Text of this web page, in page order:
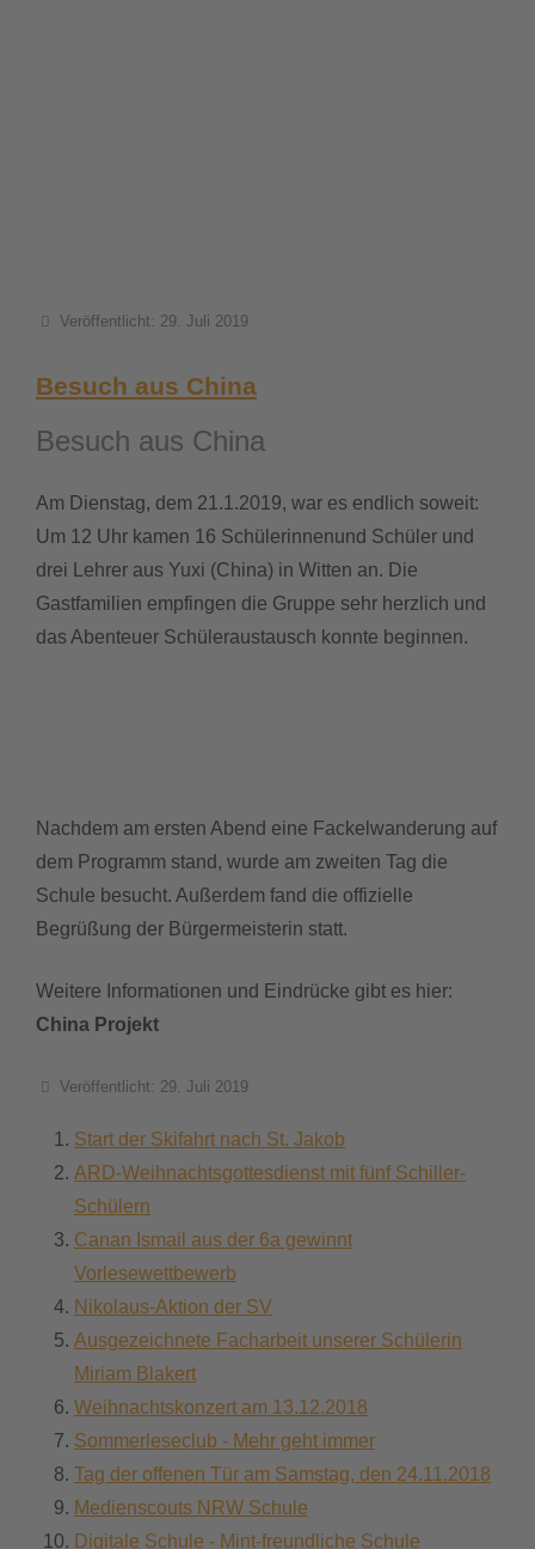
Details
Veröffentlicht: 29. Juli 2019
Besuch aus China
Besuch aus China
Am Dienstag, dem 21.1.2019, war es endlich soweit:
Um 12 Uhr kamen 16 Schülerinnenund Schüler und
drei Lehrer aus Yuxi (China) in Witten an. Die
Gastfamilien empfingen die Gruppe sehr herzlich und
das Abenteuer Schüleraustausch konnte beginnen.
Nachdem am ersten Abend eine Fackelwanderung auf
dem Programm stand, wurde am zweiten Tag die
Schule besucht. Außerdem fand die offizielle
Begrüßung der Bürgermeisterin statt.
Weitere Informationen und Eindrücke gibt es hier:
China Projekt
Details
Veröffentlicht: 29. Juli 2019
Start der Skifahrt nach St. Jakob
ARD-Weihnachtsgottesdienst mit fünf Schiller-
Schülern
Canan Ismail aus der 6a gewinnt
Vorlesewettbewerb
Nikolaus-Aktion der SV
Ausgezeichnete Facharbeit unserer Schülerin
Miriam Blakert
Weihnachtskonzert am 13.12.2018
Sommerleseclub - Mehr geht immer
Tag der offenen Tür am Samstag, den 24.11.2018
Medienscouts NRW Schule
Digitale Schule - Mint-freundliche Schule